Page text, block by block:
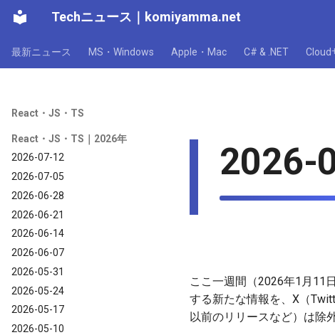
Techニュース komiyamma.net
最新ニュース MS・Windows Apple・Mac C# & .NET Cloud
React・JS・TS
React・JS・TS｜2026年
2026-07-12
2026-07-05
2026-06-28
2026-06-21
2026-06-14
2026-06-07
2026-05-31
2026-05-24
2026-05-17
2026-05-10
2026-
ここ一週間（2026年1月11
する新たな情報を、X（
以前のリリースなど）は除